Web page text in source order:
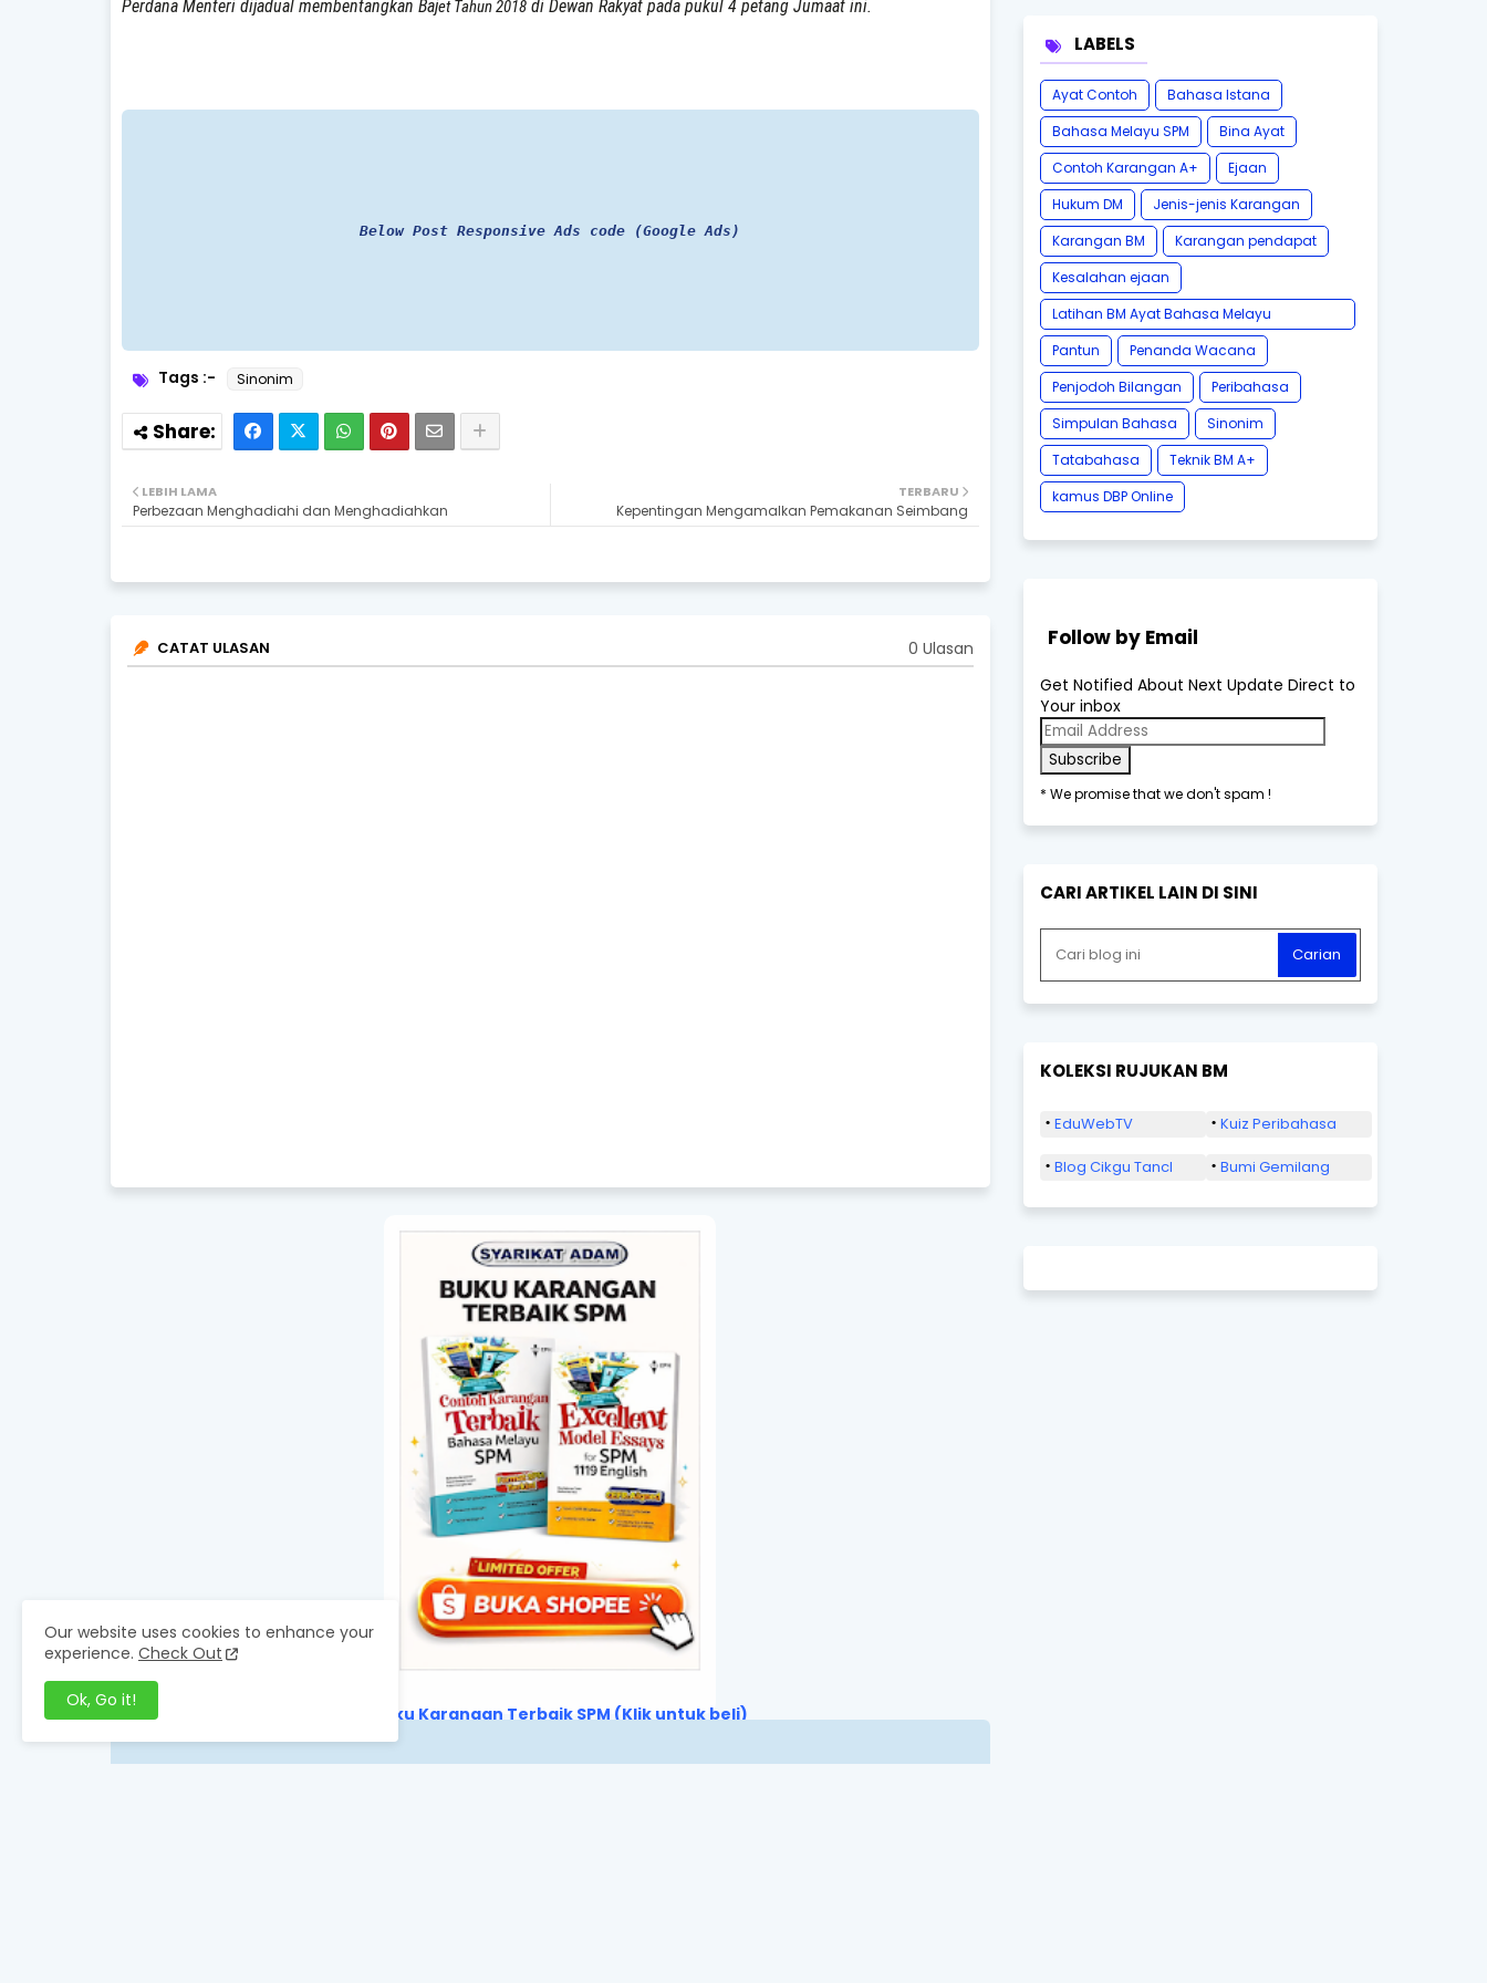
Perdana Menteri dijadual membentangkan Bajet Tahun 2018di Dewan Rakyat pada pukul 4 petang Jumaat ini.
Below Post Responsive Ads code (Google Ads)
Tags :- Sinonim
TERBARU
Kepentingan Mengamalkan Pemakanan Seimbang
LEBIH LAMA
Perbezaan Menghadiahi dan Menghadiahkan
CATAT ULASAN 0 Ulasan
🔥 Buku Karangan Terbaik SPM (Klik untuk beli)
LABELS
Ayat Contoh
Bahasa Istana
Bahasa Melayu SPM
Bina Ayat
Contoh Karangan A+
Ejaan
Hukum DM
Jenis-jenis Karangan
Karangan BM
Karangan pendapat
Kesalahan ejaan
Latihan BM Ayat Bahasa Melayu
Karangan SPM Tatabahasa
Pantun
Penanda Wacana
Penjodoh Bilangan
Peribahasa
Simpulan Bahasa
Sinonim
Tatabahasa
Teknik BM A+
kamus DBP Online
Follow by Email
Get Notified About Next Update Direct to
Your inbox
* We promise that we don't spam !
CARI ARTIKEL LAIN DI SINI
KOLEKSI RUJUKAN BM
EduWebTV Kuiz Peribahasa
Blog Cikgu Tancl Bumi Gemilang
Our website uses cookies to enhance your
experience. Check Out
Ok, Go it!